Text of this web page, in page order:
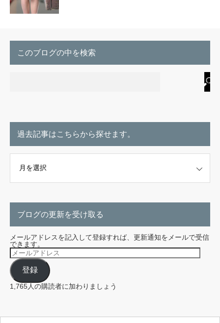
このブログの中を検索
過去記事はこちらから探せます。
ブログの更新を受け取る
メールアドレスを記入して登録すれば、更新通知をメールで受信
できます。
メ
ー
ル
ア
ド
レ
ス
登録
1,765人の購読者に加わりましょう